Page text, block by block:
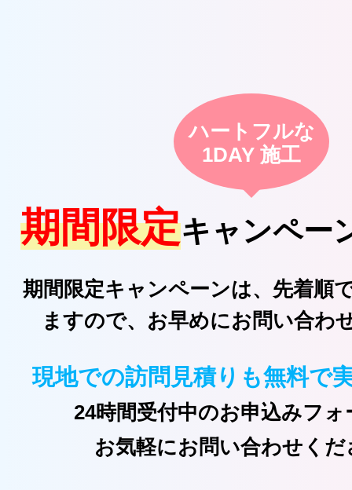
ハートフルな
1DAY 施工
期間限定キャンペー
期間限定キャンペーンは、先着順
ますので、お早めにお問い合わ
現地での訪問見積りも無料で
24時間受付中のお申込みフォ
お気軽にお問い合わせくだ